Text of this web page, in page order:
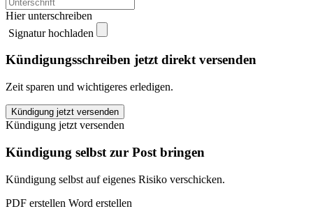
Hier unterschreiben
Signatur hochladen
Kündigungsschreiben jetzt direkt versenden
Zeit sparen und wichtigeres erledigen.
Basler
Unfallversicherung
kündigen
quantity
Kündigung jetzt versenden
Kündigung jetzt versenden
Kündigung selbst zur Post bringen
Kündigung selbst auf eigenes Risiko verschicken.
PDF erstellen Word erstellen